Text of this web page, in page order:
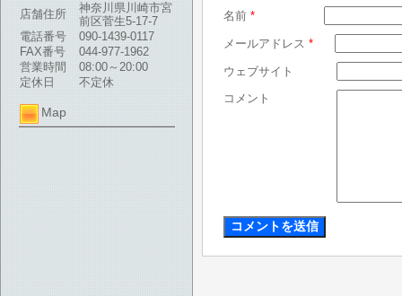
店舗住所
神奈川県川崎市宮
前区菅生5-17-7
電話番号
090-1439-0117
FAX番号
044-977-1962
営業時間
08:00～20:00
定休日
不定休
Map
名前 *
メールアドレス *
ウェブサイト
コメント